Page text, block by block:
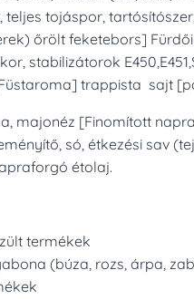
tojáspor,
őrölt feketebors]
stabilizátorok
trappista sajt
majonéz [Finomított
só, étkezési sav
étolaj.
termékek
(búza, rozs, árpa,